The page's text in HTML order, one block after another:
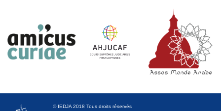
© IEDJA 2018 Tous droits réservés